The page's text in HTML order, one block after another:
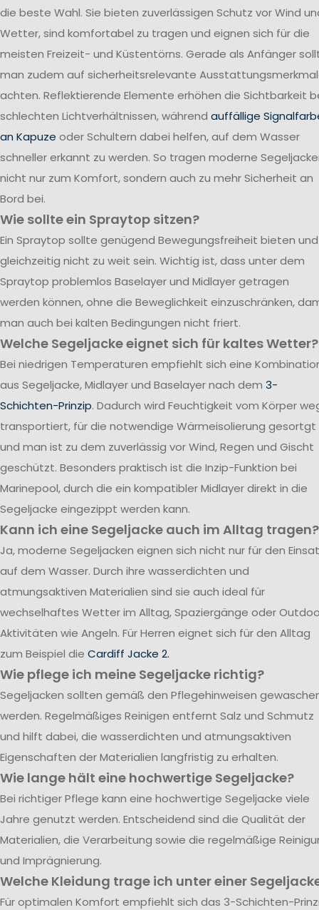
die beste Wahl. Sie bieten zuverlässigen Schutz vor Wind
Wetter, sind komfortabel zu tragen und eignen sich für die
meisten Freizeit- und Küstentörns. Gerade als Anfänger
man zudem auf sicherheitsrelevante
achten. Reflektierende Elemente erhöhen die Sichtbarkeit
schlechten Lichtverhältnissen, während auffällige
an Kapuze oder Schultern dabei helfen, auf dem Wasser
schneller erkannt zu werden. So tragen moderne
nicht nur zum Komfort, sondern auch zu mehr Sicherheit an
Bord bei.
Wie sollte ein Spraytop sitzen?
Ein Spraytop sollte genügend Bewegungsfreiheit bieten und
gleichzeitig nicht zu weit sein. Wichtig ist, dass unter dem
Spraytop problemlos Baselayer und Midlayer getragen
werden können, ohne die Beweglichkeit einzuschränken,
man auch bei kalten Bedingungen nicht friert.
Welche Segeljacke eignet sich für kaltes Wetter?
Bei niedrigen Temperaturen empfiehlt sich eine
aus Segeljacke, Midlayer und Baselayer nach dem 3-
Schichten-Prinzip. Dadurch wird Feuchtigkeit vom Körper
transportiert, für die notwendige Wärmeisolierung gesortgt
und man ist zu dem zuverlässig vor Wind, Regen und Gischt
geschützt. Besonders praktisch ist die Inzip-Funktion bei
Marinepool, durch die ein kompatibler Midlayer direkt in die
Segeljacke eingezippt werden kann.
Kann ich eine Segeljacke auch im Alltag tragen?
Ja, moderne Segeljacken eignen sich nicht nur für den
auf dem Wasser. Durch ihre wasserdichten und
atmungsaktiven Materialien sind sie auch ideal für
wechselhaftes Wetter im Alltag, Spaziergänge oder
Aktivitäten wie Angeln. Für Herren eignet sich für den Alltag
zum Beispiel die Cardiff Jacke 2.
Wie pflege ich meine Segeljacke richtig?
Segeljacken sollten gemäß den Pflegehinweisen
werden. Regelmäßiges Reinigen entfernt Salz und Schmutz
und hilft dabei, die wasserdichten und atmungsaktiven
Eigenschaften der Materialien langfristig zu erhalten.
Wie lange hält eine hochwertige Segeljacke?
Bei richtiger Pflege kann eine hochwertige Segeljacke viele
Jahre genutzt werden. Entscheidend sind die Qualität der
Materialien, die Verarbeitung sowie die regelmäßige
und Imprägnierung.
Welche Kleidung trage ich unter einer
Für optimalen Komfort empfiehlt sich das 3-Schichten-